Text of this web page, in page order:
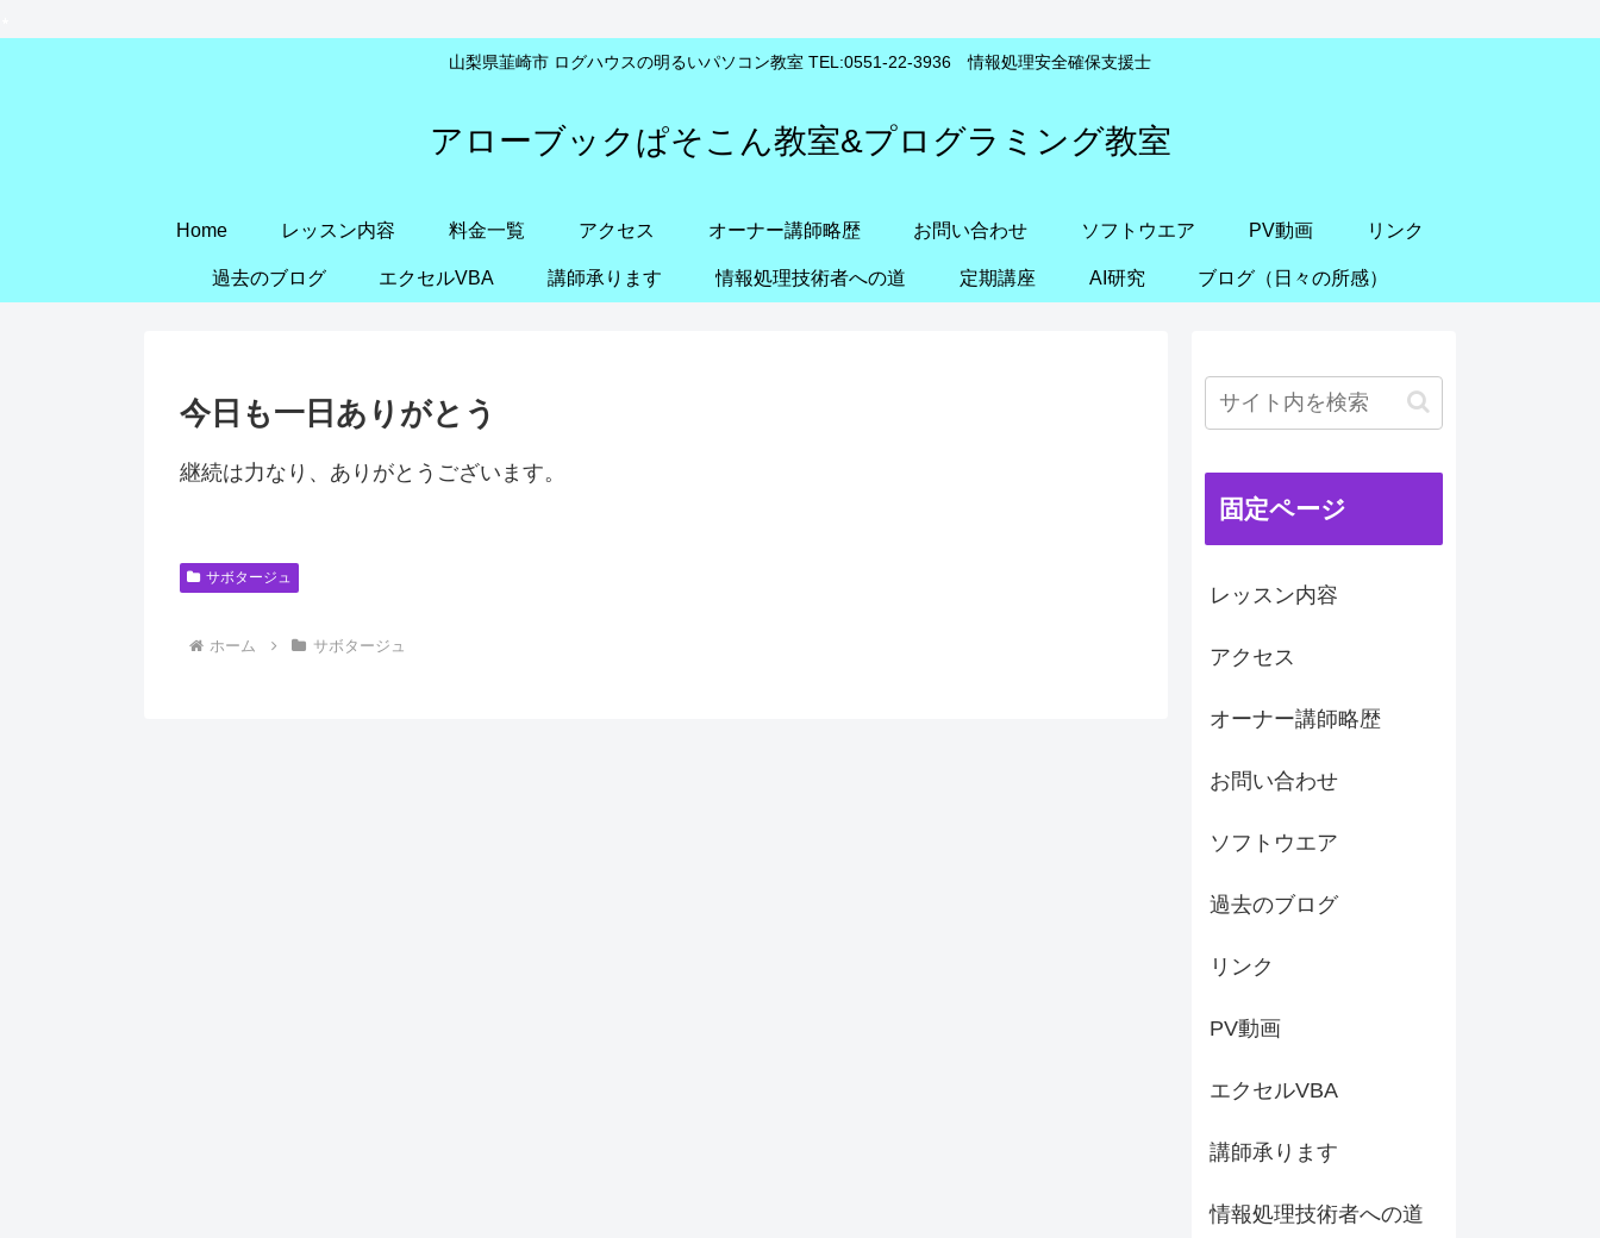
山梨県韮崎市 ログハウスの明るいパソコン教室 TEL:0551-22-3936 情報処理安全確保支援士
アローブックぱそこん教室&プログラミング教室
Home レッスン内容 料金一覧 アクセス オーナー講師略歴 お問い合わせ ソフトウエア PV動画 リンク
過去のブログ エクセルVBA 講師承ります 情報処理技術者への道 定期講座 AI研究 ブログ（日々の所感）
今日も一日ありがとう
継続は力なり、ありがとうございます。
サボタージュ
ホーム サボタージュ
固定ページ
レッスン内容
アクセス
オーナー講師略歴
お問い合わせ
ソフトウエア
過去のブログ
リンク
PV動画
エクセルVBA
講師承ります
情報処理技術者への道